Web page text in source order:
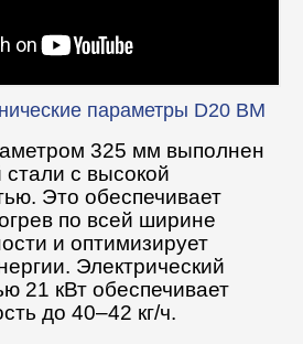
параметры D20 BM
325 мм выполнен
с высокой
Это обеспечивает
по всей ширине
и оптимизирует
Электрический
21 кВт обеспечивает
до 40–42 кг/ч.